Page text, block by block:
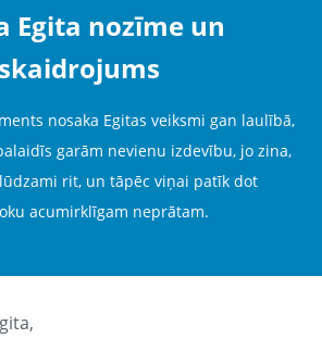
Egita nozīme un
skaidrojums
nosaka Egitas veiksmi gan laulībā,
garām nevienu izdevību, jo zina,
rit, un tāpēc viņai patīk dot
acumirklīgam neprātam.